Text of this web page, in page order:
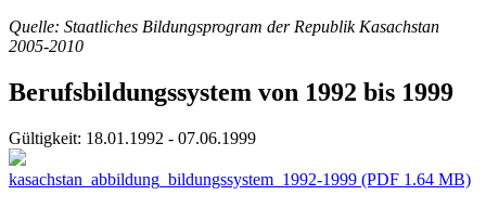
Quelle: Staatliches Bildungsprogram der Republik Kasachstan
2005-2010
Berufsbildungssystem von 1992 bis 1999
Gültigkeit: 18.01.1992 - 07.06.1999
kasachstan_abbildung_bildungssystem_1992-1999 (PDF 1.64 MB)